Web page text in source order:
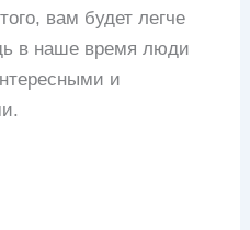
вам будет легче
в наше время люди
и